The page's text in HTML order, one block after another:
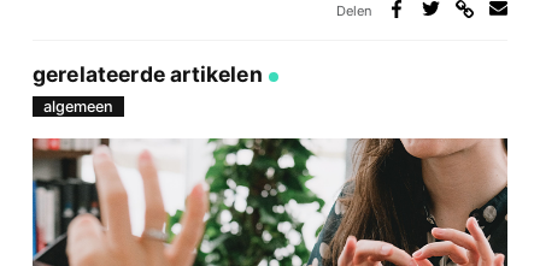
Delen
gerelateerde artikelen
algemeen